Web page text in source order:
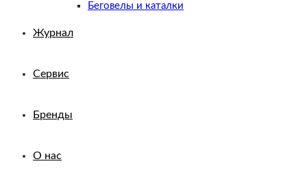
Беговелы и каталки
Журнал
Сервис
Бренды
О нас